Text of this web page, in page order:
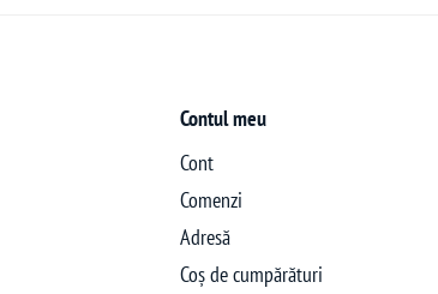
Contul meu
Cont
Comenzi
Adresă
Coș de cumpărături